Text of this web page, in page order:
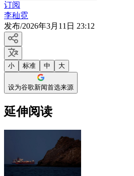
订阅
李秈霓
发布/2026年3月11日 23:12
小 标准 中 大
设为谷歌新闻首选来源
延伸阅读